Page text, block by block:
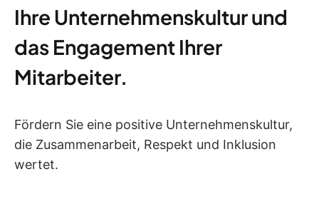
Ihre Unternehmenskultur und
das Engagement Ihrer
Mitarbeiter.
Fördern Sie eine positive Unternehmenskultur,
die Zusammenarbeit, Respekt und Inklusion
wertet.